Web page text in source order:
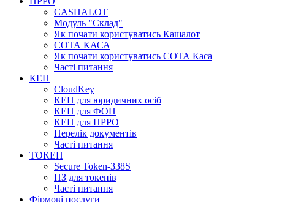
CASHALOT
Модуль "Склад"
Як почати користуватись Кашалот
СОТА КАСА
Як почати користуватись СОТА Каса
Часті питання
КЕП
CloudKey
КЕП для юридичних осіб
КЕП для ФОП
КЕП для ПРРО
Перелік документів
Часті питання
ТОКЕН
Secure Token-338S
ПЗ для токенів
Часті питання
Фірмові послуги